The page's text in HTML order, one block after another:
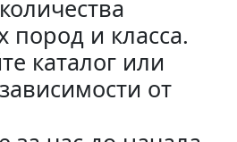
пород и класса.
каталог или
от